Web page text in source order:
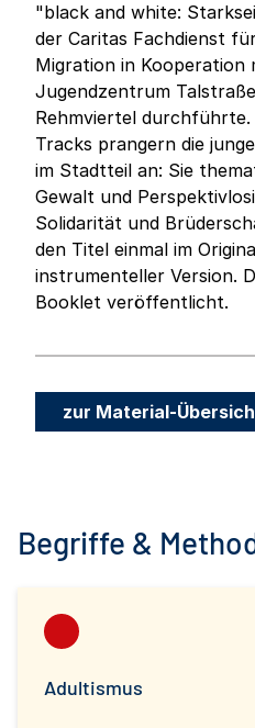
"black and white:
der Caritas Fachdienst
Migration in Kooperation
Jugendzentrum
Rehmviertel
Tracks prangern die
im Stadtteil an: Sie
Gewalt und
Solidarität und
den Titel einmal im
instrumenteller Version.
Booklet veröffentlicht.
zur Material-
Begriffe &
Adultismus